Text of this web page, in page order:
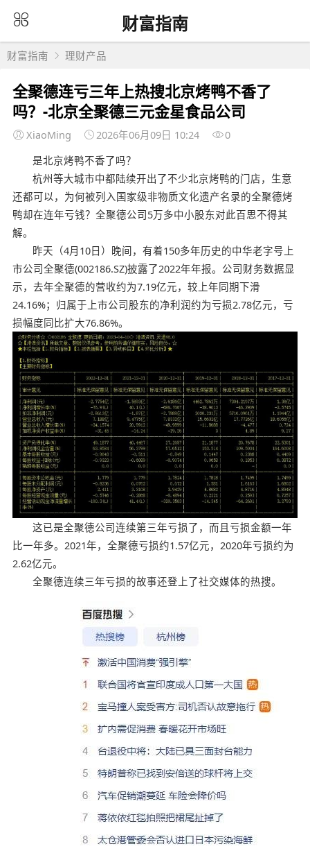
财富指南
财富指南 理财产品
全聚德连亏三年上热搜北京烤鸭不香了
吗？-北京全聚德三元金星食品公司
XiaoMing 2026年06月09日 10:24
0
是北京烤鸭不香了吗？
杭州等大城市中都陆续开出了不少北京烤鸭的门店，生意
还都可以，为何被列入国家级非物质文化遗产名录的全聚德烤
鸭却在连年亏钱？全聚德公司5万多中小股东对此百思不得其
解。
昨天（4月10日）晚间，有着150多年历史的中华老字号上
市公司全聚德(002186.SZ)披露了2022年年报。公司财务数据显
示，去年全聚德的营收约为7.19亿元，较上年同期下滑
24.16%；归属于上市公司股东的净利润约为亏损2.78亿元，亏
损幅度同比扩大76.86%。
这已是全聚德公司连续第三年亏损了，而且亏损金额一年
比一年多。2021年，全聚德亏损约1.57亿元，2020年亏损约为
2.62亿元。
全聚德连续三年亏损的故事还登上了社交媒体的热搜。